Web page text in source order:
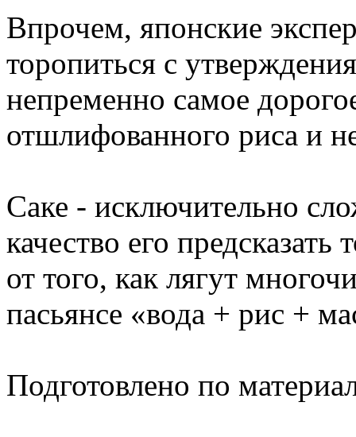
Впрочем, японские
торопиться с
непременно самое
отшлифованного риса и
Саке - исключительно
качество его
от того, как лягут
пасьянсе «вода + рис +
Подготовлено по